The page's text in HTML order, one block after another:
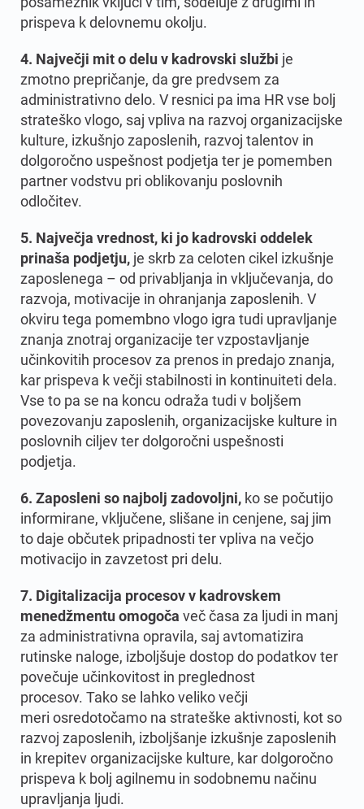
prispeva k delovnemu okolju.
4. Največji mit o delu v kadrovski službi je
zmotno prepričanje, da gre predvsem za
administrativno delo. V resnici pa ima HR vse bolj
strateško vlogo, saj vpliva na razvoj organizacijske
kulture, izkušnjo zaposlenih, razvoj talentov in
dolgoročno uspešnost podjetja ter je pomemben
partner vodstvu pri oblikovanju poslovnih
odločitev.
5. Največja vrednost, ki jo kadrovski oddelek
prinaša podjetju, je skrb za celoten cikel izkušnje
zaposlenega – od privabljanja in vključevanja, do
razvoja, motivacije in ohranjanja zaposlenih. V
okviru tega pomembno vlogo igra tudi upravljanje
znanja znotraj organizacije ter vzpostavljanje
učinkovitih procesov za prenos in predajo znanja,
kar prispeva k večji stabilnosti in kontinuiteti dela.
Vse to pa se na koncu odraža tudi v boljšem
povezovanju zaposlenih, organizacijske kulture in
poslovnih ciljev ter dolgoročni uspešnosti
podjetja.
6. Zaposleni so najbolj zadovoljni, ko se počutijo
informirane, vključene, slišane in cenjene, saj jim
to daje občutek pripadnosti ter vpliva na večjo
motivacijo in zavzetost pri delu.
7. Digitalizacija procesov v kadrovskem
menedžmentu omogoča več časa za ljudi in manj
za administrativna opravila, saj avtomatizira
rutinske naloge, izboljšuje dostop do podatkov ter
povečuje učinkovitost in preglednost
procesov. Tako se lahko veliko večji
meri osredotočamo na strateške aktivnosti, kot so
razvoj zaposlenih, izboljšanje izkušnje zaposlenih
in krepitev organizacijske kulture, kar dolgoročno
prispeva k bolj agilnemu in sodobnemu načinu
upravljanja ljudi.